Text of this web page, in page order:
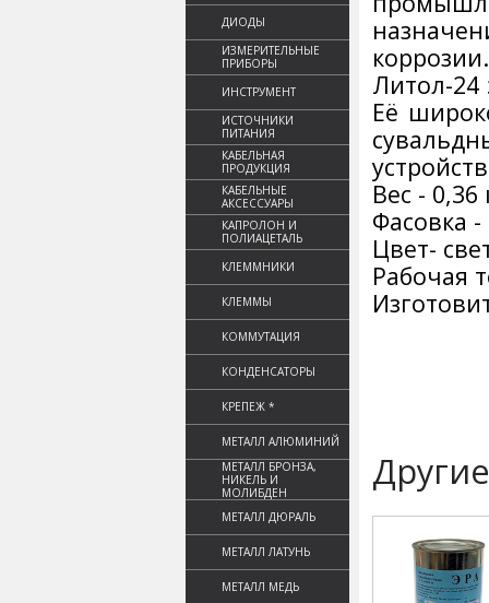
ДИОДЫ
ИЗМЕРИТЕЛЬНЫЕ
ПРИБОРЫ
ИНСТРУМЕНТ
ИСТОЧНИКИ
ПИТАНИЯ
КАБЕЛЬНАЯ
ПРОДУКЦИЯ
КАБЕЛЬНЫЕ
АКСЕССУАРЫ
КАПРОЛОН И
ПОЛИАЦЕТАЛЬ
КЛЕММНИКИ
КЛЕММЫ
КОММУТАЦИЯ
КОНДЕНСАТОРЫ
КРЕПЕЖ *
МЕТАЛЛ АЛЮМИНИЙ
МЕТАЛЛ БРОНЗА,
НИКЕЛЬ И
МОЛИБДЕН
МЕТАЛЛ ДЮРАЛЬ
МЕТАЛЛ ЛАТУНЬ
МЕТАЛЛ МЕДЬ
коррозии.
Литол-24
Её
Вес - 0,36
Фасовка -
Цвет-
Рабочая